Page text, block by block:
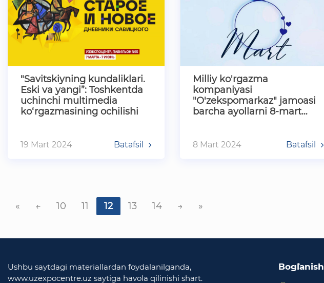
"Savitskiyning kundaliklari.
Eski va yangi”: Toshkentda
uchinchi multimedia
ko‘rgazmasining ochilishi
19 Mart 2024 Batafsil
Milliy ko'rgazma
kompaniyasi
"O'zekspomarkaz" jamoasi
barcha ayollarni 8-mart
8 Mart 2024 Batafsil
« ← 10 11 12 13 14 → »
Ushbu saytdagi materiallardan foydalanilganda,
www.uzexpocentre.uz saytiga havola qilinishi shart.
Bog`lanish